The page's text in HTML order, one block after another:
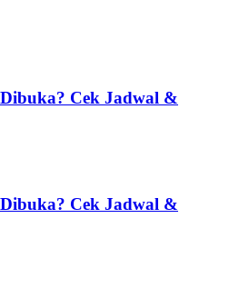
Cek Jadwal &
Cek Jadwal &